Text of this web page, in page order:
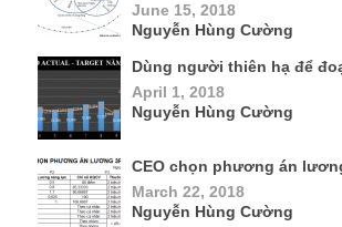
June 15, 2018
Nguyễn Hùng Cường
Dùng người thiên hạ để
April 1, 2018
Nguyễn Hùng Cường
CEO chọn phương án
March 22, 2018
Nguyễn Hùng Cường